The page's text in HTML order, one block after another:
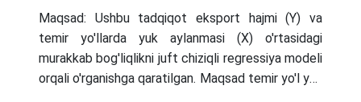
Maqsad: Ushbu tadqiqot eksport hajmi (Y) va
temir yo'llarda yuk aylanmasi (X) o'rtasidagi
murakkab bog'liqlikni juft chiziqli regressiya modeli
orqali o'rganishga qaratilgan. Maqsad temir yo'l yuk